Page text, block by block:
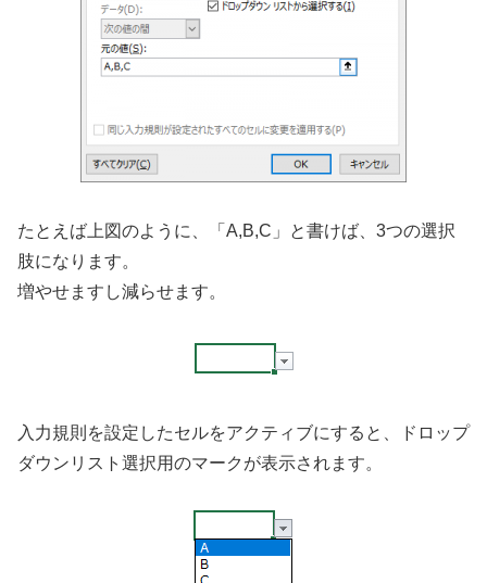
たとえば上図のように、「A,B,C」と書けば、3つの選択
肢になります。
増やせますし減らせます。
入力規則を設定したセルをアクティブにすると、ドロップ
ダウンリスト選択用のマークが表示されます。